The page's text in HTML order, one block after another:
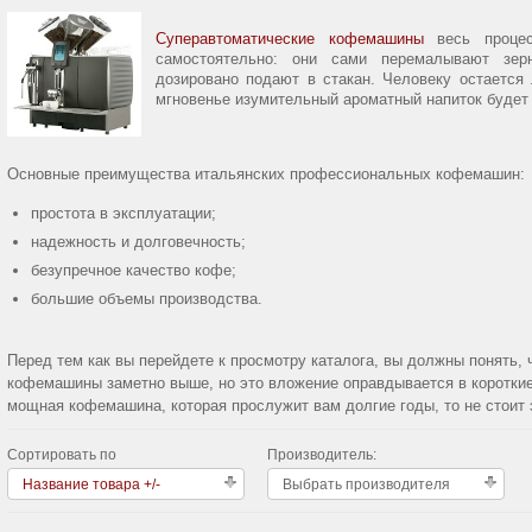
Суперавтоматические кофемашинывесь
самостоятельно: они сами перемалывают
дозировано подают в стакан. Человеку
мгновенье изумительный ароматный напиток будет
Основные преимущества итальянских профессиональных кофемашин:
простота в эксплуатации;
надежность и долговечность;
безупречное качество кофе;
большие объемы производства.
Перед тем как вы перейдете к просмотру каталога, вы должны
кофемашины заметно выше, но это вложение оправдывается в
мощная кофемашина, которая прослужит вам долгие годы, то не стоит
Сортировать по
Название товара +/-
Производитель:
Выбрать производителя